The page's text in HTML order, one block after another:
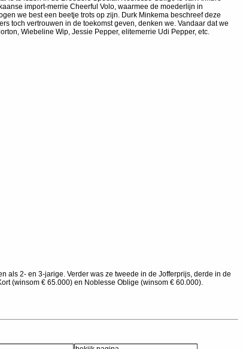
import-merrie Cheerful Volo, waarmee de moederlijn in
we best een beetje trots op zijn. Durk Minkema beschreef deze
toch vertrouwen in de toekomst geven, denken we. Vandaar dat we
Wiebeline Wip, Jessie Pepper, elitemerrie Udi Pepper, etc.
als 2- en 3-jarige. Verder was ze tweede in de Jofferprijs, derde in de
(winsom € 65.000) en Noblesse Oblige (winsom € 60.000).